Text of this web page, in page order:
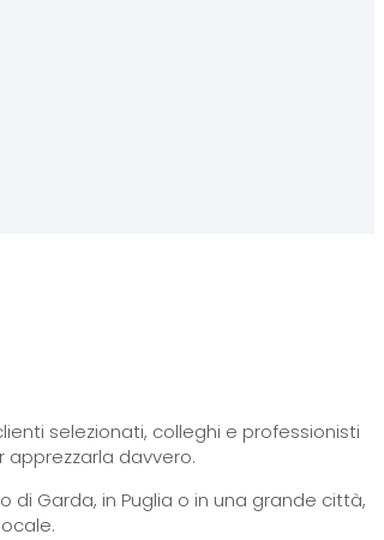
selezionati, colleghi e professionisti
davvero.
di Garda, in Puglia o in una grande città,